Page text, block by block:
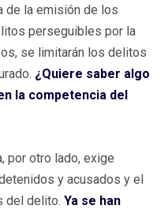
de la emisión de los
perseguibles por la
se limitarán los delitos
¿Quiere saber algo
la competencia del
por otro lado, exige
y acusados y el
del delito. Ya se han